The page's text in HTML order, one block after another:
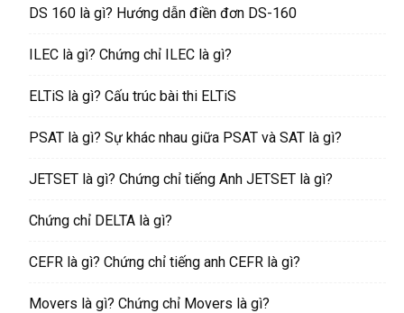
DS 160 là gì? Hướng dẫn điền đơn DS-160
ILEC là gì? Chứng chỉ ILEC là gì?
ELTiS là gì? Cấu trúc bài thi ELTiS
PSAT là gì? Sự khác nhau giữa PSAT và SAT là gì?
JETSET là gì? Chứng chỉ tiếng Anh JETSET là gì?
Chứng chỉ DELTA là gì?
CEFR là gì? Chứng chỉ tiếng anh CEFR là gì?
Movers là gì? Chứng chỉ Movers là gì?